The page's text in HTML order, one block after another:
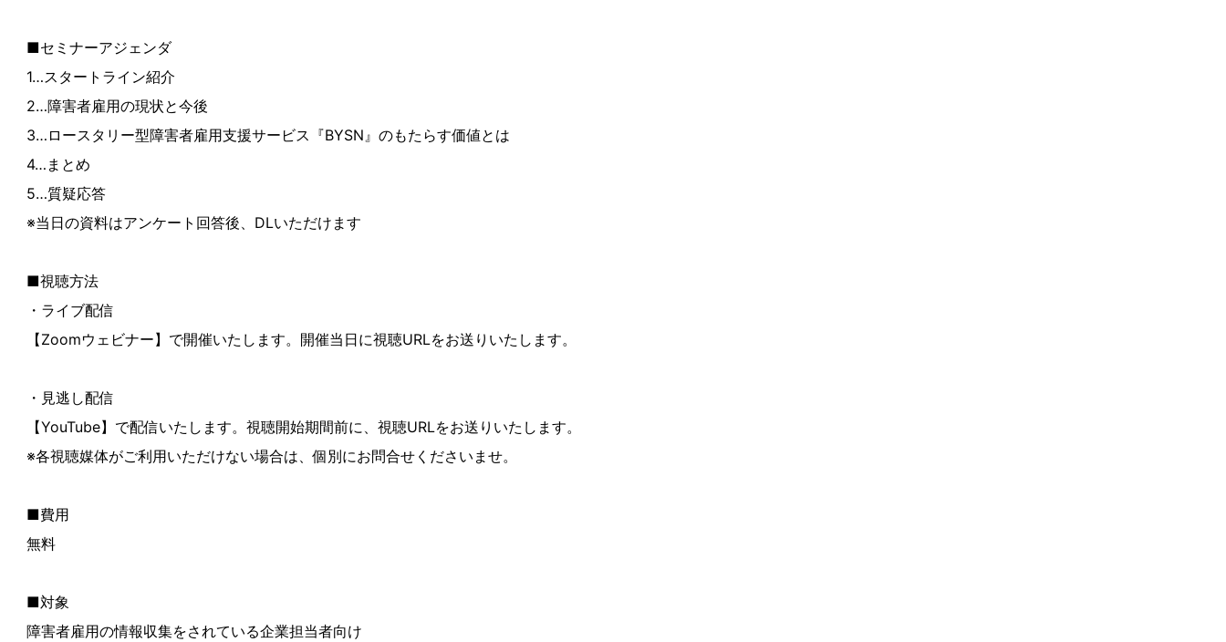
■セミナーアジェンダ
1…スタートライン紹介
2…障害者雇用の現状と今後
3…ロースタリー型障害者雇用支援サービス『BYSN』のもたらす価値とは
4…まとめ
5…質疑応答
※当日の資料はアンケート回答後、DLいただけます
■視聴方法
・ライブ配信
【Zoomウェビナー】で開催いたします。開催当日に視聴URLをお送りいたします。
・見逃し配信
【YouTube】で配信いたします。視聴開始期間前に、視聴URLをお送りいたします。
※各視聴媒体がご利用いただけない場合は、個別にお問合せくださいませ。
■費用
無料
■対象
障害者雇用の情報収集をされている企業担当者向け